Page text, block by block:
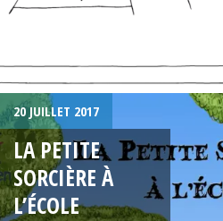
20 JUILLET 2017
LA PETITE
SORCIÈRE À
L’ÉCOLE